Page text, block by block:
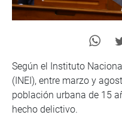
Según el Instituto
(INEI), entre marzo y
población urbana de 15
hecho delictivo.